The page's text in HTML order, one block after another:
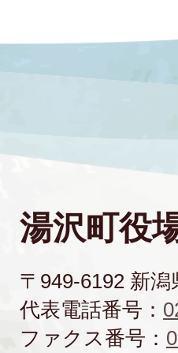
湯沢町役
〒949-6192 新
代表電話番号：
ファクス番号：